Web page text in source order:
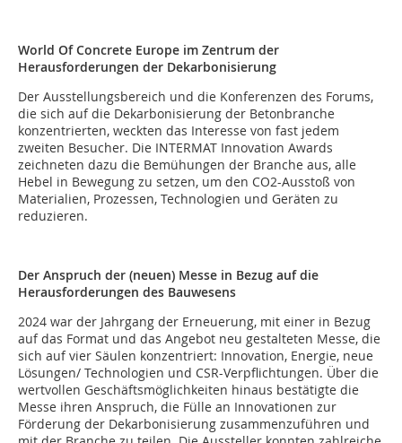
World Of Concrete Europe im Zentrum der
Herausforderungen der Dekarbonisierung
Der Ausstellungsbereich und die Konferenzen des Forums,
die sich auf die Dekarbonisierung der Betonbranche
konzentrierten, weckten das Interesse von fast jedem
zweiten Besucher. Die INTERMAT Innovation Awards
zeichneten dazu die Bemühungen der Branche aus, alle
Hebel in Bewegung zu setzen, um den CO2-Ausstoß von
Materialien, Prozessen, Technologien und Geräten zu
reduzieren.
Der Anspruch der (neuen) Messe in Bezug auf die
Herausforderungen des Bauwesens
2024 war der Jahrgang der Erneuerung, mit einer in Bezug
auf das Format und das Angebot neu gestalteten Messe, die
sich auf vier Säulen konzentriert: Innovation, Energie, neue
Lösungen/ Technologien und CSR-Verpflichtungen. Über die
wertvollen Geschäftsmöglichkeiten hinaus bestätigte die
Messe ihren Anspruch, die Fülle an Innovationen zur
Förderung der Dekarbonisierung zusammenzuführen und